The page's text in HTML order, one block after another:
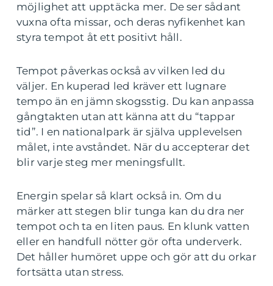
möjlighet att upptäcka mer. De ser sådant
vuxna ofta missar, och deras nyfikenhet kan
styra tempot åt ett positivt håll.
Tempot påverkas också av vilken led du
väljer. En kuperad led kräver ett lugnare
tempo än en jämn skogsstig. Du kan anpassa
gångtakten utan att känna att du “tappar
tid”. I en nationalpark är själva upplevelsen
målet, inte avståndet. När du accepterar det
blir varje steg mer meningsfullt.
Energin spelar så klart också in. Om du
märker att stegen blir tunga kan du dra ner
tempot och ta en liten paus. En klunk vatten
eller en handfull nötter gör ofta underverk.
Det håller humöret uppe och gör att du orkar
fortsätta utan stress.